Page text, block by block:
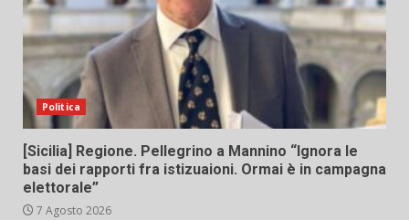
Politica
[Sicilia] Regione. Pellegrino a Mannino “Ignora le
basi dei rapporti fra istizuaioni. Ormai è in campagna
elettorale”
7 Agosto 2026